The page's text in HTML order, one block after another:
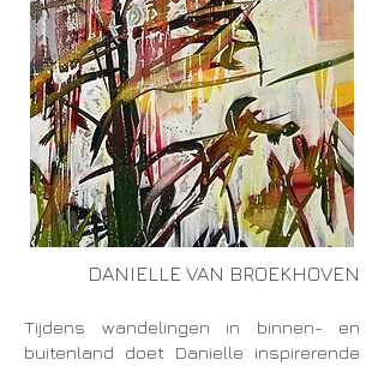
DANIELLE VAN BROEKHOVEN
Tijdens wandelingen in binnen- en
buitenland doet Danielle inspirerende